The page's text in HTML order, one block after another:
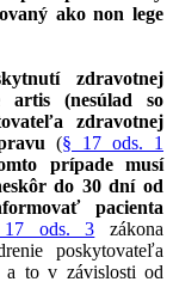
ako non lege
zdravotnej
artis (nesúlad so
zdravotnej
(§ 17 ods. 1
prípade musí
do 30 dní od
pacienta
ods. 3 zákona
poskytovateľa
a to v závislosti od